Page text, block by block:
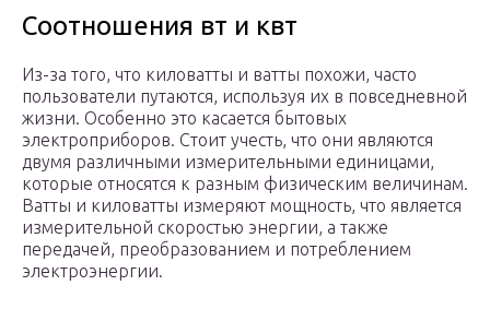
Соотношения вт и квт
Из-за того, что киловатты и ватты похожи, часто
пользователи путаются, используя их в повседневной
жизни. Особенно это касается бытовых
электроприборов. Стоит учесть, что они являются
двумя различными измерительными единицами,
которые относятся к разным физическим величинам.
Ватты и киловатты измеряют мощность, что является
измерительной скоростью энергии, а также
передачей, преобразованием и потреблением
электроэнергии.